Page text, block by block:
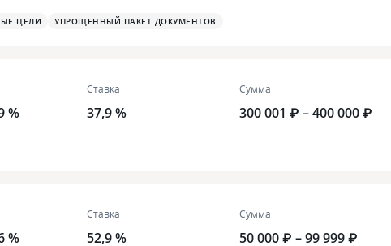
ЦЕЛИ УПРОЩЕННЫЙ ПАКЕТ ДОКУМЕНТОВ
%
Ставка
37,9 %
Сумма
300 001 ₽ – 400 000 ₽
%
Ставка
52,9 %
Сумма
50 000 ₽ – 99 999 ₽